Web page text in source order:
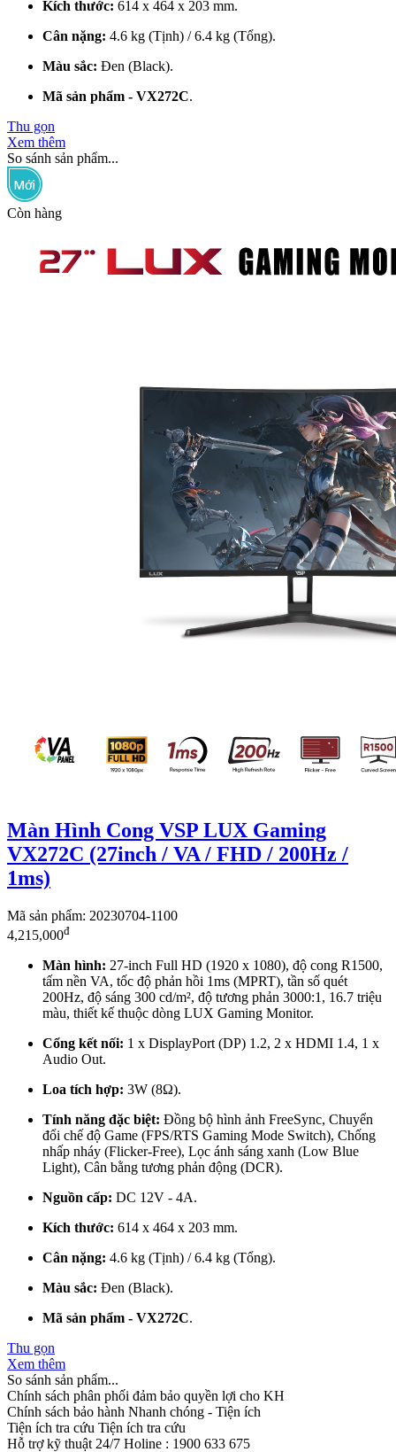
Kích thước: 614 x 464 x 203 mm.
Cân nặng: 4.6 kg (Tịnh) / 6.4 kg (Tổng).
Màu sắc: Đen (Black).
Mã sản phẩm - VX272C.
Thu gọn
Xem thêm
So sánh sản phẩm...
Còn hàng
Màn Hình Cong VSP LUX Gaming
VX272C (27inch / VA / FHD / 200Hz /
1ms)
Mã sản phẩm: 20230704-1100
4,215,000đ
Màn hình: 27-inch Full HD (1920 x 1080), độ cong R1500,
tấm nền VA, tốc độ phản hồi 1ms (MPRT), tần số quét
200Hz, độ sáng 300 cd/m², độ tương phản 3000:1, 16.7 triệu
màu, thiết kế thuộc dòng LUX Gaming Monitor.
Cổng kết nối: 1 x DisplayPort (DP) 1.2, 2 x HDMI 1.4, 1 x
Audio Out.
Loa tích hợp: 3W (8Ω).
Tính năng đặc biệt: Đồng bộ hình ảnh FreeSync, Chuyển
đổi chế độ Game (FPS/RTS Gaming Mode Switch), Chống
nhấp nháy (Flicker-Free), Lọc ánh sáng xanh (Low Blue
Light), Cân bằng tương phản động (DCR).
Nguồn cấp: DC 12V - 4A.
Kích thước: 614 x 464 x 203 mm.
Cân nặng: 4.6 kg (Tịnh) / 6.4 kg (Tổng).
Màu sắc: Đen (Black).
Mã sản phẩm - VX272C.
Thu gọn
Xem thêm
So sánh sản phẩm...
Chính sách phân phối đảm bảo quyền lợi cho KH
Chính sách bảo hành Nhanh chóng - Tiện ích
Tiện ích tra cứu Tiện ích tra cứu
Hỗ trợ kỹ thuật 24/7 Holine : 1900 633 675